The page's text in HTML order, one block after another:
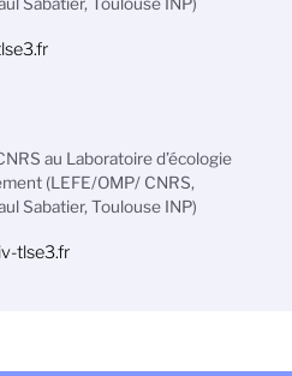
au Laboratoire d’écologie
(LEFE/OMP/ CNRS,
Sabatier, Toulouse INP)
tlse3.fr